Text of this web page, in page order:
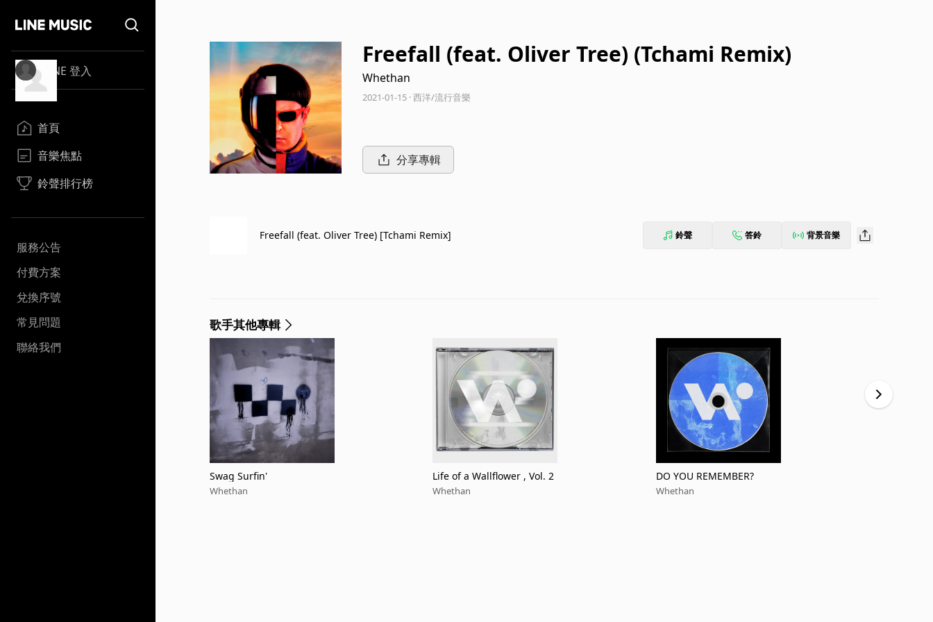
LINE 登入
首頁
音樂焦點
鈴聲排行榜
服務公告
付費方案
兌換序號
常見問題
聯絡我們
Freefall (feat. Oliver Tree) (Tchami Remix)
Whethan
2021-01-15 · 西洋/流行音樂
分享專輯
Freefall (feat. Oliver Tree) [Tchami Remix] 鈴聲 答鈴 背景音樂
歌手其他專輯
Swag Surfin'
Whethan
Life of a Wallflower , Vol. 2
Whethan
DO YOU REMEMBER?
Whethan